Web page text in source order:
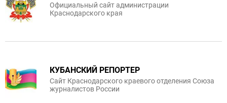
Официальный сайт администрации
Краснодарского края
КУБАНСКИЙ РЕПОРТЕР
Сайт Краснодарского краевого отделения Союза
журналистов России